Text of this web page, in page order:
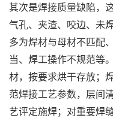
其次是焊接质量缺陷，
气孔、夹渣、咬边、未
多为焊材与母材不匹配
当、焊工操作不规范等
材，按要求烘干存放；
范焊接工艺参数，层间
艺评定施焊；对重要焊